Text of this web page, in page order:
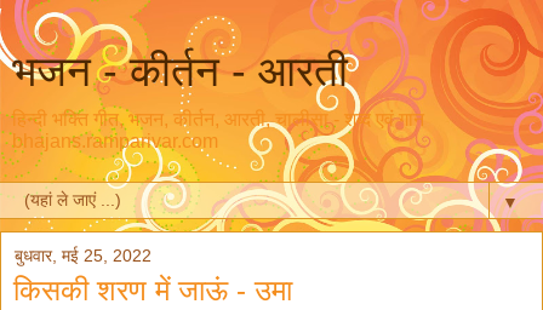
भजन - कीर्तन - आरती
हिन्दी भक्ति गीत, भजन, कीर्तन, आरती, चालीसा - शब्द एवं गान
bhajans.ramparivar.com
▼
बुधवार, मई 25, 2022
किसकी शरण में जाऊं - उमा